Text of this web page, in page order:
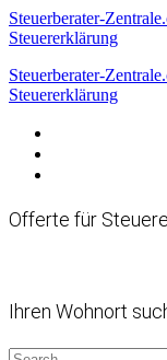
Steuerberater-
Steuererklärung
Steuerberater-
Steuererklärung
Offerte für
Ihren Wohnort